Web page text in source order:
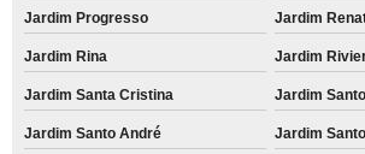
Jardim Progresso Jardim
Jardim Rina Jardim
Jardim Santa Cristina Jardim
Jardim Santo André Jardim